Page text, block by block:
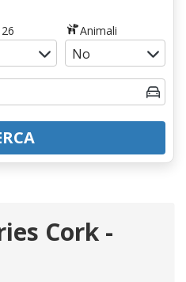
Animali
Cork -